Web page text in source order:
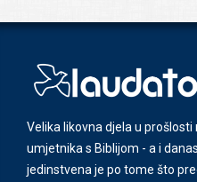
Velika likovna djela u
umjetnika s Biblijom - a i
jedinstvena je po tome što